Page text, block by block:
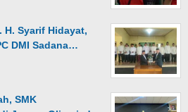
H. Syarif Hidayat,
DMI Sadana…
SMK